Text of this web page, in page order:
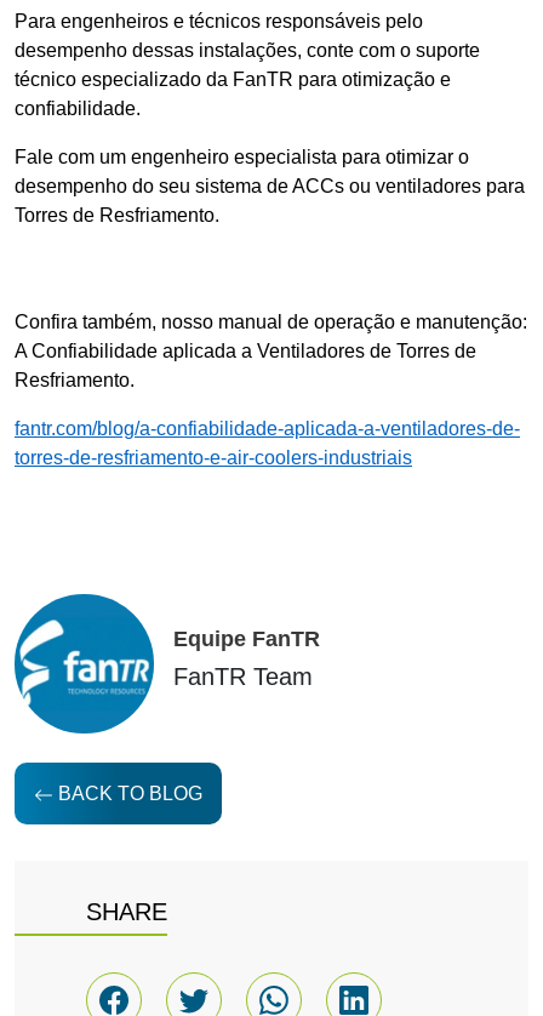
Para engenheiros e técnicos responsáveis pelo
desempenho dessas instalações, conte com o suporte
técnico especializado da FanTR para otimização e
confiabilidade.
Fale com um engenheiro especialista para otimizar o
desempenho do seu sistema de ACCs ou ventiladores para
Torres de Resfriamento.
Confira também, nosso manual de operação e manutenção:
A Confiabilidade aplicada a Ventiladores de Torres de
Resfriamento.
fantr.com/blog/a-confiabilidade-aplicada-a-ventiladores-de-
torres-de-resfriamento-e-air-coolers-industriais
Equipe FanTR
FanTR Team
BACK TO BLOG
SHARE